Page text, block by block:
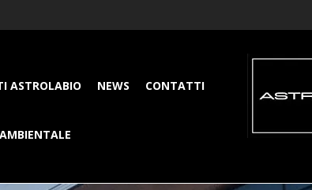
ASTROLABIO NEWS CONTATTI